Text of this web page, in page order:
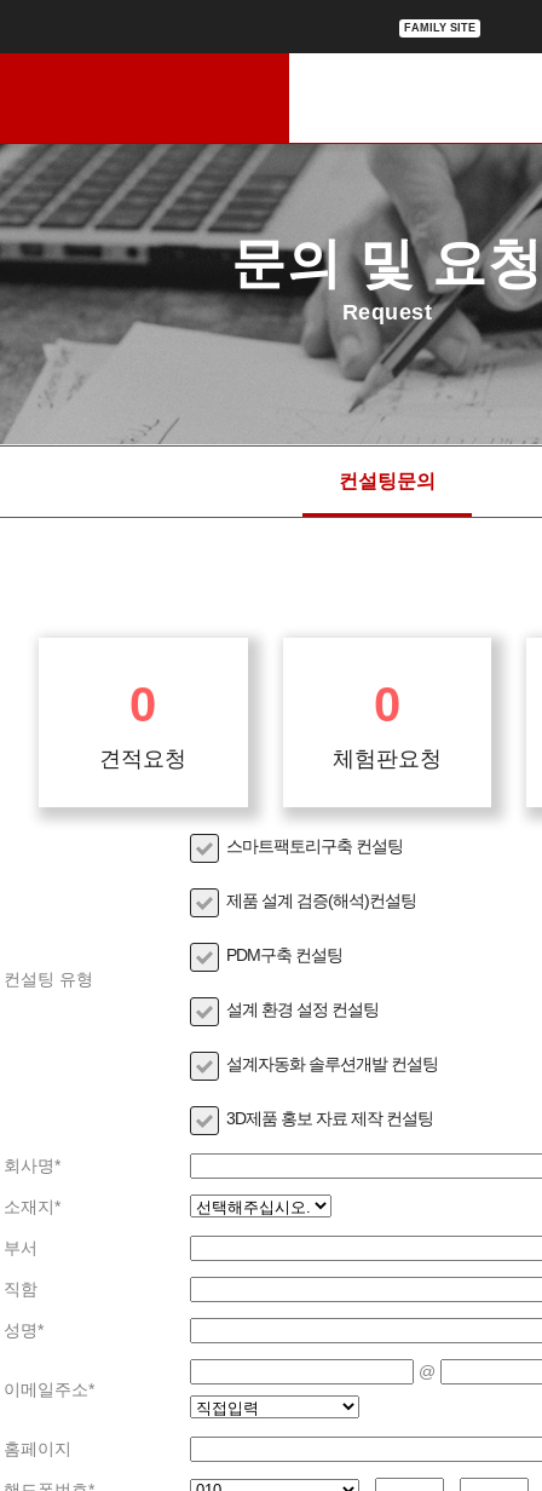
FAMILY SITE
문의 및 요
Request
컨설팅문의
0
견적요청
제품 견적 요청 시 빠른
견적서를 보내드립니다.
0
체험판요청
제품 체험판 요청 시 30일간
미리
경험해볼 수 있습니다.
컨설팅 유형
스마트팩토리구축 컨설팅
제품 설계 검증(해석)컨설팅
PDM구축 컨설팅
설계 환경 설정 컨설팅
설계자동화 솔루션개발 컨설팅
3D제품 홍보 자료 제작 컨설팅
회사명*
소재지*
부서
직함
성명*
이메일주소*
@
홈페이지